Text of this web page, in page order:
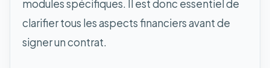
modules spécifiques. Il est donc essentiel de
clarifier tous les aspects financiers avant de
signer un contrat.